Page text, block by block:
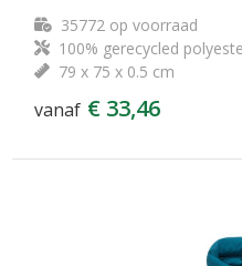
35772op voorraad
100% gerecycled
79 x 75 x 0.5 cm
vanaf € 33,46